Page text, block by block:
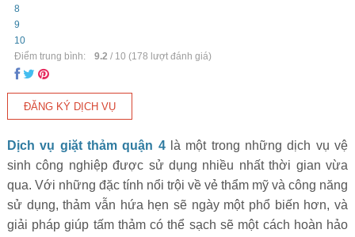
8
9
10
Điểm trung bình:
9.2 / 10 (178 lượt đánh giá)
Dịch vụ giặt thảm quận 4là một trong những dịch vụ vệ
sinh công nghiệp được sử dụng nhiều nhất thời gian vừa
qua. Với những đặc tính nổi trội về vẻ thẩm mỹ và công năng
sử dụng, thảm vẫn hứa hẹn sẽ ngày một phổ biến hơn, và
giải pháp giúp tấm thảm có thể sạch sẽ một cách hoàn hảo